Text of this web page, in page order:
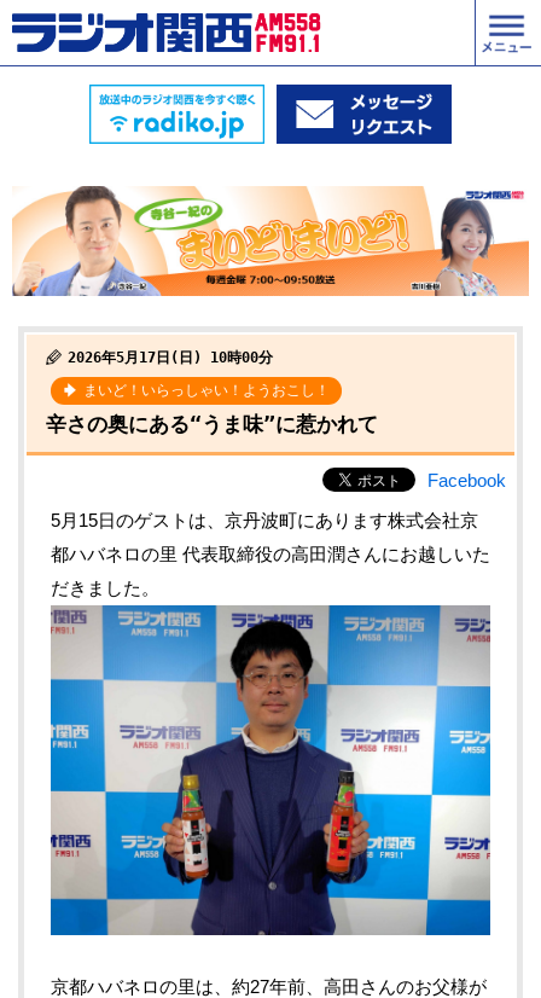
2026年5月17日(日) 10時00分
まいど！いらっしゃい！ようおこし！
辛さの奥にある“うま味”に惹かれて
Facebook
5月15日のゲストは、京丹波町にあります株式会社京
都ハバネロの里 代表取締役の高田潤さんにお越しいた
だきました。
京都ハバネロの里は、約27年前、高田さんのお父様が